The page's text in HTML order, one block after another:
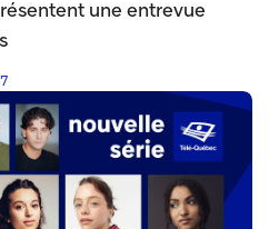
une entrevue